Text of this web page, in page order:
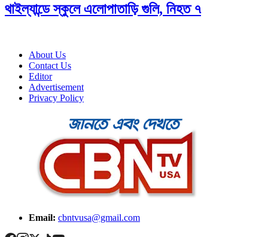
থাইল্যান্ডে স্কুলে এলোপাতাড়ি গুলি, নিহত ৭
About Us
Contact Us
Editor
Advertisement
Privacy Policy
Email: cbntvusa@gmail.com